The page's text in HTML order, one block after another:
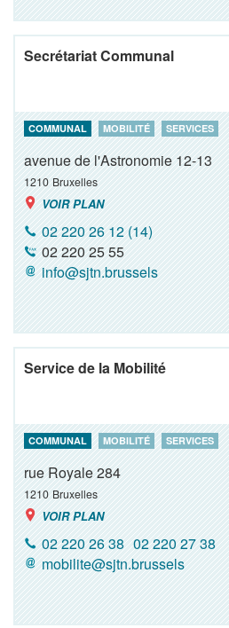
Secrétariat Communal
COMMUNAL MOBILITÉ SERVICES
avenue de l'Astronomie 12-13
1210 Bruxelles
VOIR PLAN
02 220 26 12 (14)
02 220 25 55
info@sjtn.brussels
Service de la Mobilité
COMMUNAL MOBILITÉ SERVICES
rue Royale 284
1210 Bruxelles
VOIR PLAN
02 220 26 38 02 220 27 38
mobilite@sjtn.brussels